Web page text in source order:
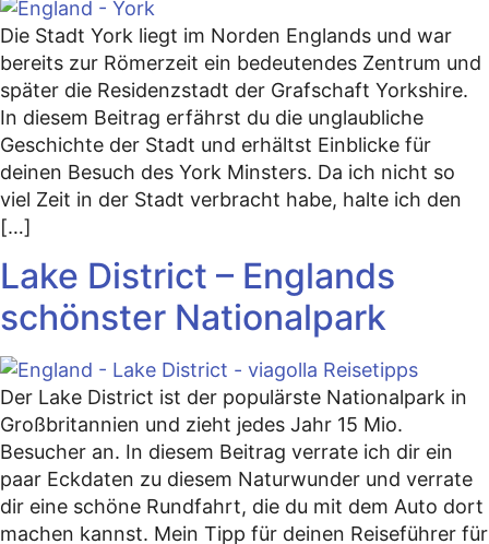
Die Stadt York liegt im Norden Englands und war
bereits zur Römerzeit ein bedeutendes Zentrum und
später die Residenzstadt der Grafschaft Yorkshire.
In diesem Beitrag erfährst du die unglaubliche
Geschichte der Stadt und erhältst Einblicke für
deinen Besuch des York Minsters. Da ich nicht so
viel Zeit in der Stadt verbracht habe, halte ich den
[…]
Lake District – Englands
schönster Nationalpark
Der Lake District ist der populärste Nationalpark in
Großbritannien und zieht jedes Jahr 15 Mio.
Besucher an. In diesem Beitrag verrate ich dir ein
paar Eckdaten zu diesem Naturwunder und verrate
dir eine schöne Rundfahrt, die du mit dem Auto dort
machen kannst. Mein Tipp für deinen Reiseführer für